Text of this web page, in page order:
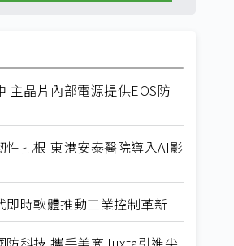
主晶片內部電源提供EOS防
性扎根 東港安泰醫院導入AI影
即時軟體推動工業控制革新